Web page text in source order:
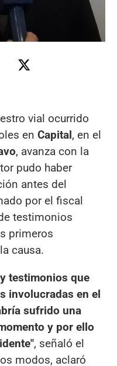
vial ocurrido
en Capital, en el
, avanza con la
pudo haber
antes del
por el fiscal
testimonios
primeros
causa.
testimonios que
involucradas en el
sufrido una
y por ello
, señaló el
modos, aclaró